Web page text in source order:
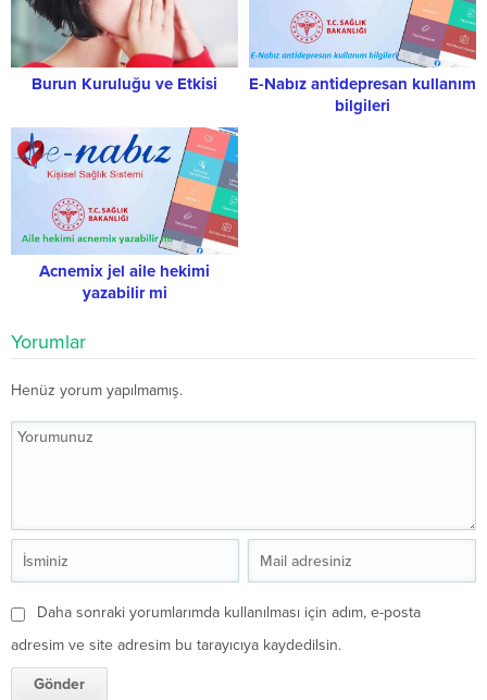
Burun Kuruluğu ve Etkisi
E-Nabız antidepresan kullanım
bilgileri
Acnemix jel aile hekimi
yazabilir mi
Yorumlar
Henüz yorum yapılmamış.
Daha sonraki yorumlarımda kullanılması için adım, e-posta
adresim ve site adresim bu tarayıcıya kaydedilsin.